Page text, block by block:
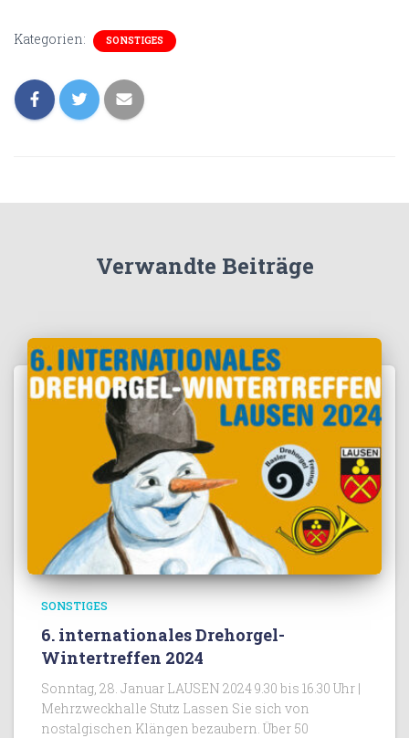
Kategorien: SONSTIGES
Verwandte Beiträge
SONSTIGES
6. internationales Drehorgel-
Wintertreffen 2024
Sonntag, 28. Januar LAUSEN 2024 9.30 bis 16.30 Uhr |
Mehrzweckhalle Stutz Lassen Sie sich von
nostalgischen Klängen bezaubern. Über 50